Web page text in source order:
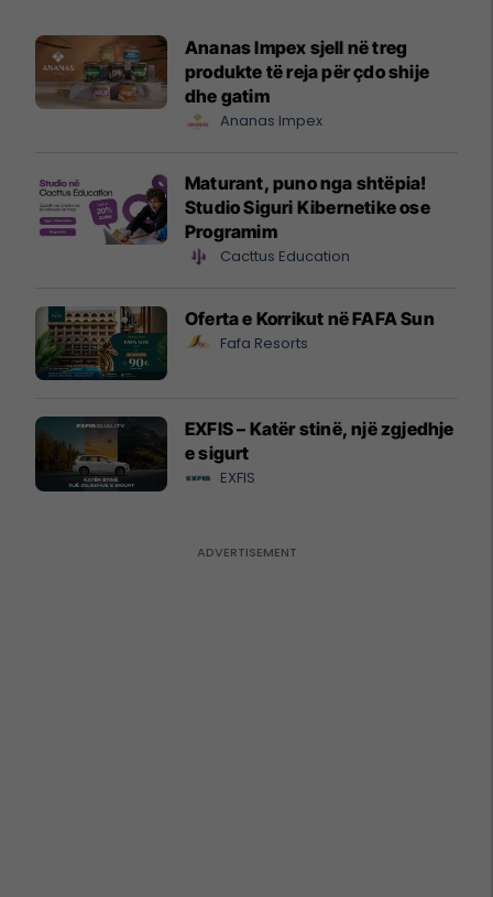
Ananas Impex sjell në treg
produkte të reja për çdo shije
dhe gatim
Ananas Impex
Maturant, puno nga shtëpia!
Studio Siguri Kibernetike ose
Programim
Cacttus Education
Oferta e Korrikut në FAFA Sun
Fafa Resorts
EXFIS – Katër stinë, një zgjedhje
e sigurt
EXFIS